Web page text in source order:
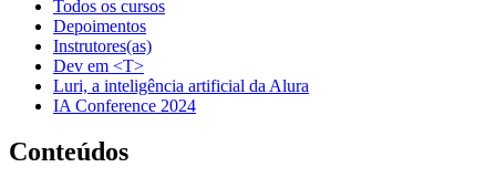
Todos os cursos
Depoimentos
Instrutores(as)
Dev em <T>
Luri, a inteligência artificial da Alura
IA Conference 2024
Conteúdos